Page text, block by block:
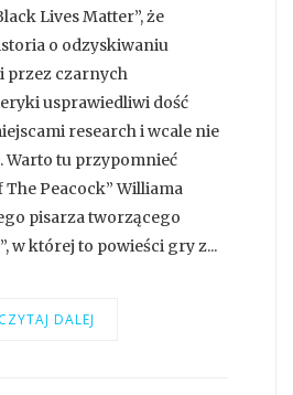
Lives Matter”, że
o odzyskiwaniu
przez czarnych
usprawiedliwi dość
research i wcale nie
Warto tu przypomnieć
The Peacock” Williama
pisarza tworzącego
w której to powieści gry z...
CZYTAJ DALEJ